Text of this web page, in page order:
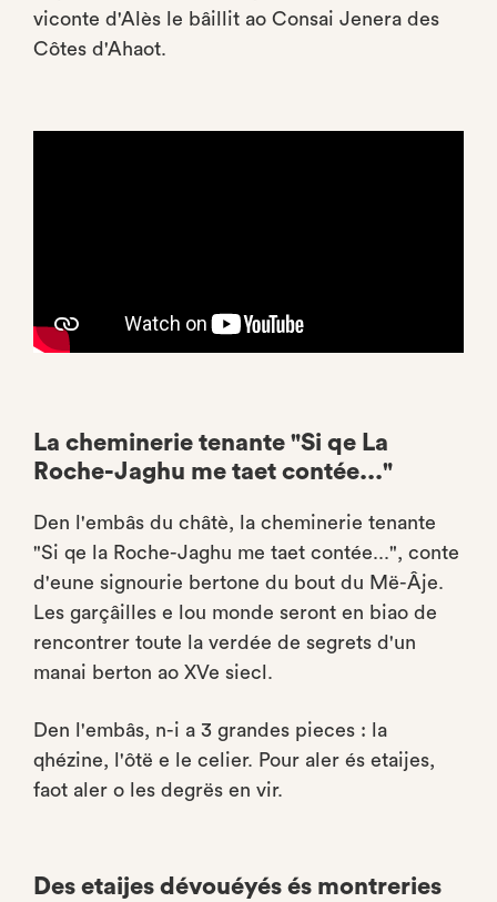
viconte d'Alès le bâillit ao Consai Jenera des
Côtes d'Ahaot.
La cheminerie tenante "Si qe La
Roche-Jaghu me taet contée..."
Den l'embâs du châtè, la cheminerie tenante
"Si qe la Roche-Jaghu me taet contée...", conte
d'eune signourie bertone du bout du Më-Âje.
Les garçâilles e lou monde seront en biao de
rencontrer toute la verdée de segrets d'un
manai berton ao XVe siecl.
Den l'embâs, n-i a 3 grandes pieces : la
qhézine, l'ôtë e le celier. Pour aler és etaijes,
faot aler o les degrës en vir.
Des etaijes dévouéyés és montreries